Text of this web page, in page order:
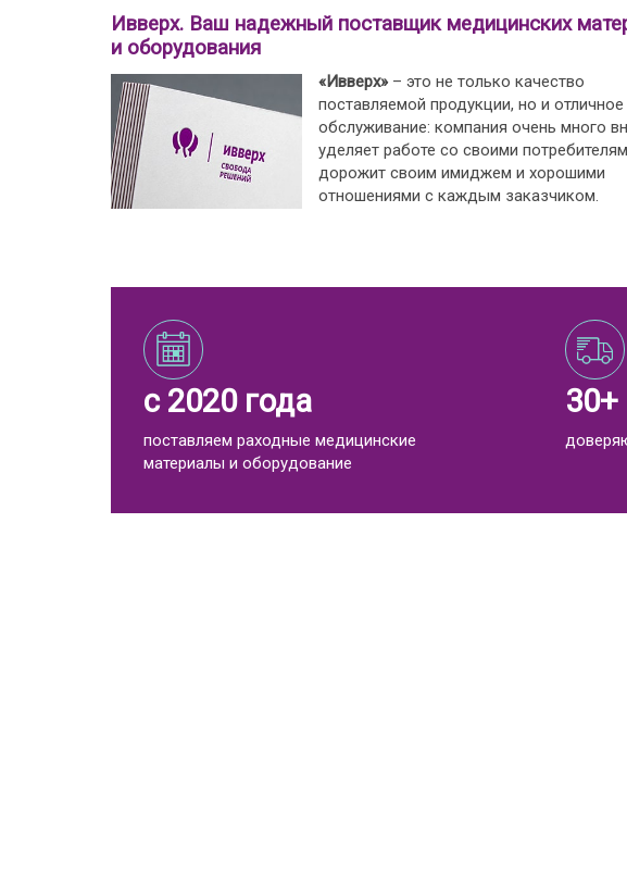
Ивверх. Ваш надежный поставщик медицинских
и оборудования
«Ивверх»– это не только качество
поставляемой продукции, но и отличное
обслуживание: компания очень много
уделяет работе со своими
дорожит своим имиджем и хорошими
отношениями с каждым заказчиком.
с 2020 года
поставляем раходные медицинские
материалы и оборудование